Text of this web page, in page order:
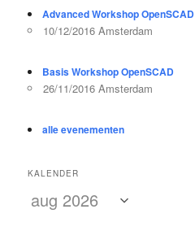
Advanced Workshop OpenSCAD
10/12/2016 Amsterdam
Basis Workshop OpenSCAD
26/11/2016 Amsterdam
alle evenementen
KALENDER